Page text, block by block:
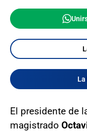
La
El presidente de
magistrado